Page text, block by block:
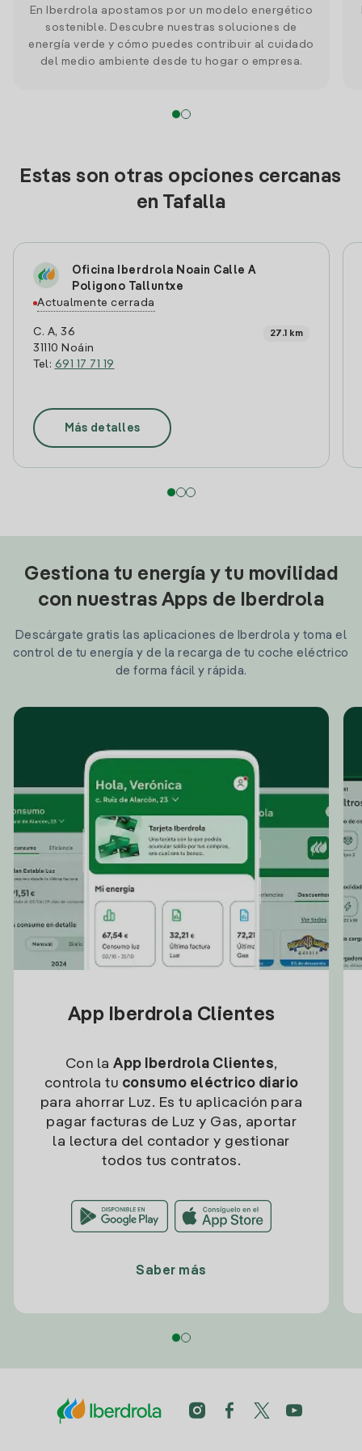
En Iberdrola apostamos por un modelo energético
sostenible. Descubre nuestras soluciones de
energía verde y cómo puedes contribuir al cuidado
del medio ambiente desde tu hogar o empresa.
Estas son otras opciones cercanas
en Tafalla
Oficina Iberdrola Noain Calle A
Poligono Talluntxe
Actualmente cerrada
C. A, 36
31110 Noáin
Tel: 691 17 71 19
27.1 km
Más detalles
Gestiona tu energía y tu movilidad
con nuestras Apps de Iberdrola
Descárgate gratis las aplicaciones de Iberdrola y toma el
control de tu energía y de la recarga de tu coche eléctrico
de forma fácil y rápida.
App Iberdrola Clientes
Con la App Iberdrola Clientes,
controla tu consumo eléctrico diario
para ahorrar Luz. Es tu aplicación para
pagar facturas de Luz y Gas, aportar
la lectura del contador y gestionar
todos tus contratos.
Saber más